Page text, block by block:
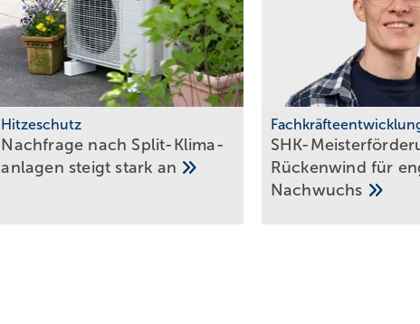
Hitzeschutz
Nachfrage nach Split-Klima­
an­lagen steigt stark an
SHK-
Rücken­wind für
Nachwuchs